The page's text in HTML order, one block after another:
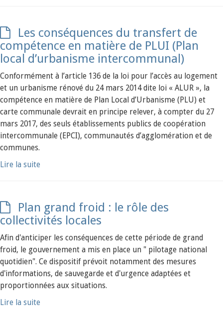
Les conséquences du transfert de
compétence en matière de PLUI (Plan
local d’urbanisme intercommunal)
Conformément à l’article 136 de la loi pour l’accès au logement
et un urbanisme rénové du 24 mars 2014 dite loi « ALUR », la
compétence en matière de Plan Local d’Urbanisme (PLU) et
carte communale devrait en principe relever, à compter du 27
mars 2017, des seuls établissements publics de coopération
intercommunale (EPCI), communautés d’agglomération et de
communes.
Lire la suite
Plan grand froid : le rôle des
collectivités locales
Afin d'anticiper les conséquences de cette période de grand
froid, le gouvernement a mis en place un " pilotage national
quotidien". Ce dispositif prévoit notamment des mesures
d'informations, de sauvegarde et d'urgence adaptées et
proportionnées aux situations.
Lire la suite